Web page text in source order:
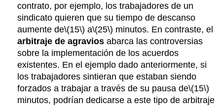
contrato, por ejemplo, los trabajadores de un
sindicato quieren que su tiempo de descanso
aumente de\(15\) a\(25\) minutos. En contraste, el
arbitraje de agravios abarca las controversias
sobre la implementación de los acuerdos
existentes. En el ejemplo dado anteriormente, si
los trabajadores sintieran que estaban siendo
forzados a trabajar a través de su pausa de\(15\)
minutos, podrían dedicarse a este tipo de arbitraje